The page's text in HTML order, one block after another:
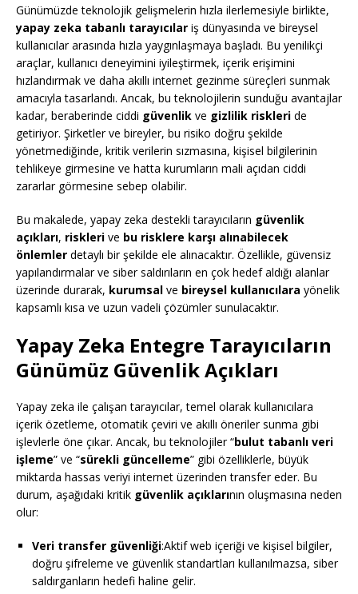
Günümüzde teknolojik gelişmelerin hızla ilerlemesiyle birlikte,
yapay zeka tabanlı tarayıcılar iş dünyasında ve bireysel
kullanıcılar arasında hızla yaygınlaşmaya başladı. Bu yenilikçi
araçlar, kullanıcı deneyimini iyileştirmek, içerik erişimini
hızlandırmak ve daha akıllı internet gezinme süreçleri sunmak
amacıyla tasarlandı. Ancak, bu teknolojilerin sunduğu avantajlar
kadar, beraberinde ciddi güvenlik ve gizlilik riskleri de
getiriyor. Şirketler ve bireyler, bu risiko doğru şekilde
yönetmediğinde, kritik verilerin sızmasına, kişisel bilgilerinin
tehlikeye girmesine ve hatta kurumların mali açıdan ciddi
zararlar görmesine sebep olabilir.
Bu makalede, yapay zeka destekli tarayıcıların güvenlik
açıkları, riskleri ve bu risklere karşı alınabilecek
önlemler detaylı bir şekilde ele alınacaktır. Özellikle, güvensiz
yapılandırmalar ve siber saldırıların en çok hedef aldığı alanlar
üzerinde durarak, kurumsal ve bireysel kullanıcılara yönelik
kapsamlı kısa ve uzun vadeli çözümler sunulacaktır.
Yapay Zeka Entegre Tarayıcıların
Günümüz Güvenlik Açıkları
Yapay zeka ile çalışan tarayıcılar, temel olarak kullanıcılara
içerik özetleme, otomatik çeviri ve akıllı öneriler sunma gibi
işlevlerle öne çıkar. Ancak, bu teknolojiler “bulut tabanlı veri
işleme” ve “sürekli güncelleme” gibi özelliklerle, büyük
miktarda hassas veriyi internet üzerinden transfer eder. Bu
durum, aşağıdaki kritik güvenlik açıklarının oluşmasına neden
olur:
Veri transfer güvenliği:Aktif web içeriği ve kişisel bilgiler,
doğru şifreleme ve güvenlik standartları kullanılmazsa, siber
saldırganların hedefi haline gelir.